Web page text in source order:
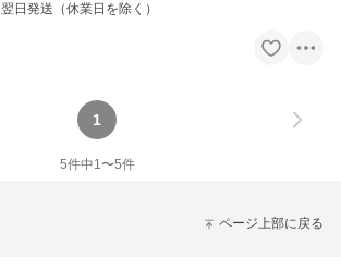
翌日発送（休業日を除く）
1
5件中1〜5件
ページ上部に戻る